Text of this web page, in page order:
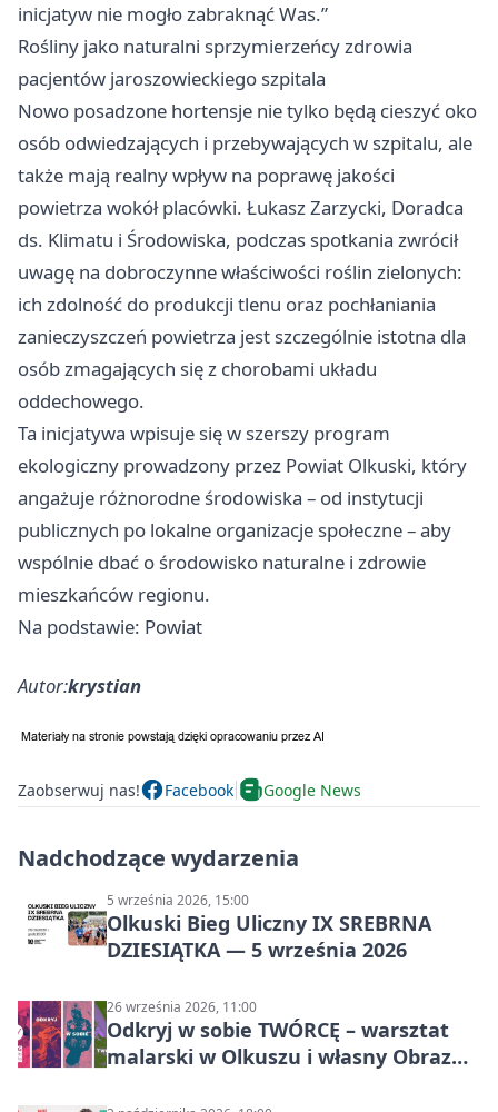
inicjatyw nie mogło zabraknąć Was.”
Rośliny jako naturalni sprzymierzeńcy zdrowia
pacjentów jaroszowieckiego szpitala
Nowo posadzone hortensje nie tylko będą cieszyć oko
osób odwiedzających i przebywających w szpitalu, ale
także mają realny wpływ na poprawę jakości
powietrza wokół placówki. Łukasz Zarzycki, Doradca
ds. Klimatu i Środowiska, podczas spotkania zwrócił
uwagę na dobroczynne właściwości roślin zielonych:
ich zdolność do produkcji tlenu oraz pochłaniania
zanieczyszczeń powietrza jest szczególnie istotna dla
osób zmagających się z chorobami układu
oddechowego.
Ta inicjatywa wpisuje się w szerszy program
ekologiczny prowadzony przez Powiat Olkuski, który
angażuje różnorodne środowiska – od instytucji
publicznych po lokalne organizacje społeczne – aby
wspólnie dbać o środowisko naturalne i zdrowie
mieszkańców regionu.
Na podstawie: Powiat
Autor:krystian
Zaobserwuj nas! Facebook Google News
Nadchodzące wydarzenia
5 września 2026, 15:00
Olkuski Bieg Uliczny IX SREBRNA
DZIESIĄTKA — 5 września 2026
26 września 2026, 11:00
Odkryj w sobie TWÓRCĘ – warsztat
malarski w Olkuszu i własny Obraz